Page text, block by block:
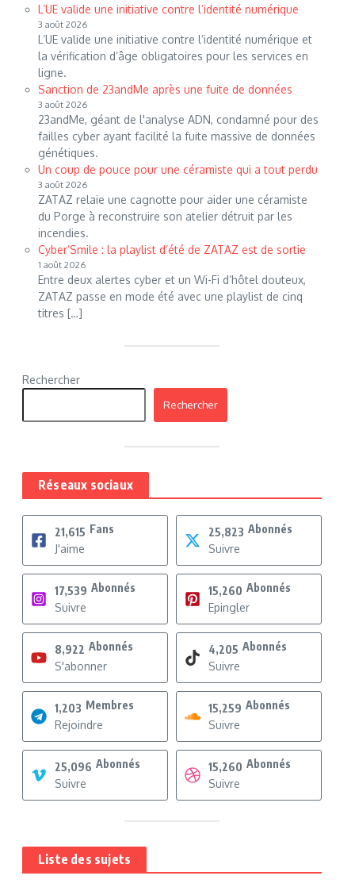
L’UE valide une initiative contre l’identité numérique
3 août 2026
L’UE valide une initiative contre l’identité numérique et
la vérification d’âge obligatoires pour les services en
ligne.
Sanction de 23andMe après une fuite de données
3 août 2026
23andMe, géant de l'analyse ADN, condamné pour des
failles cyber ayant facilité la fuite massive de données
génétiques.
Un coup de pouce pour une céramiste qui a tout perdu
3 août 2026
ZATAZ relaie une cagnotte pour aider une céramiste
du Porge à reconstruire son atelier détruit par les
incendies.
Cyber’Smile : la playlist d’été de ZATAZ est de sortie
1 août 2026
Entre deux alertes cyber et un Wi-Fi d’hôtel douteux,
ZATAZ passe en mode été avec une playlist de cinq
titres […]
Rechercher
Rechercher
Réseaux sociaux
21,615 Fans
J'aime
25,823 Abonnés
Suivre
17,539 Abonnés
Suivre
15,260 Abonnés
Epingler
8,922 Abonnés
S'abonner
4,205 Abonnés
Suivre
1,203 Membres
Rejoindre
15,259 Abonnés
Suivre
25,096 Abonnés
Suivre
15,260 Abonnés
Suivre
Liste des sujets